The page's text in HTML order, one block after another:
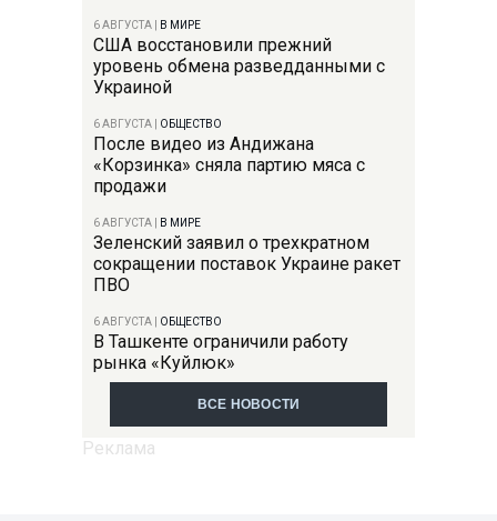
6 АВГУСТА В МИРЕ
США восстановили прежний
уровень обмена разведданными с
Украиной
6 АВГУСТА ОБЩЕСТВО
После видео из Андижана
«Корзинка» сняла партию мяса с
продажи
6 АВГУСТА В МИРЕ
Зеленский заявил о трехкратном
сокращении поставок Украине ракет
ПВО
6 АВГУСТА ОБЩЕСТВО
В Ташкенте ограничили работу
рынка «Куйлюк»
ВСЕ НОВОСТИ